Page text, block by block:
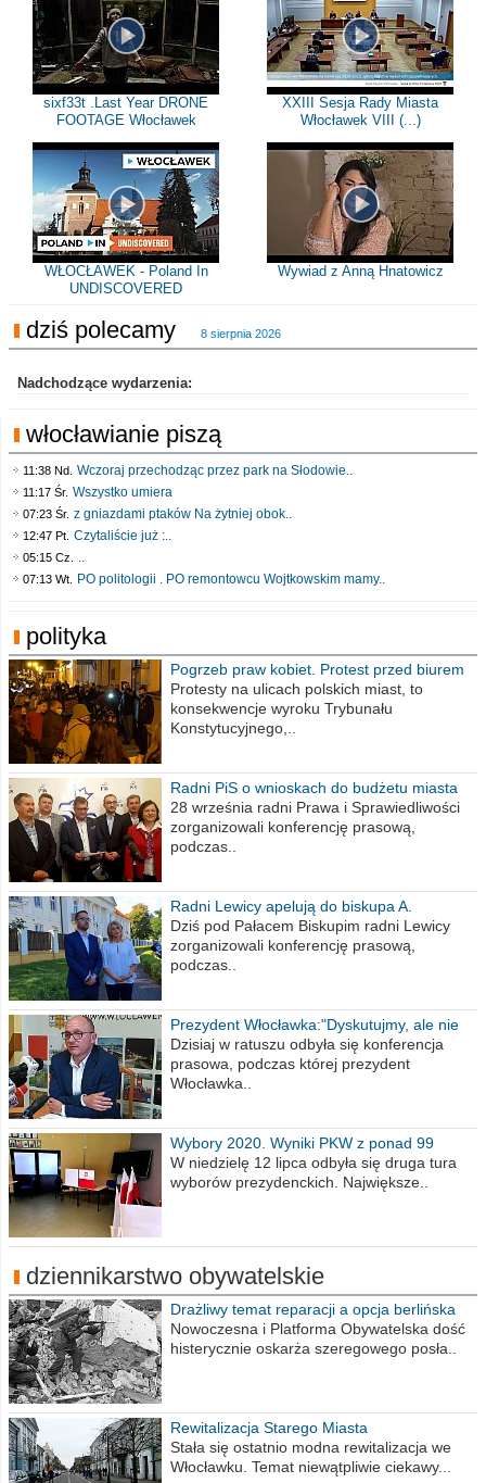
sixf33t .Last Year DRONE
FOOTAGE Włocławek
XXIII Sesja Rady Miasta
Włocławek VIII (...)
WŁOCŁAWEK - Poland In
UNDISCOVERED
Wywiad z Anną Hnatowicz
dziś polecamy 8 sierpnia 2026
Nadchodzące wydarzenia:
włocławianie piszą
11:38 Nd. Wczoraj przechodząc przez park na Słodowie..
11:17 Śr. Wszystko umiera
07:23 Śr. z gniazdami ptaków Na żytniej obok..
12:47 Pt. Czytaliście już :..
05:15 Cz. ..
07:13 Wt. PO politologii . PO remontowcu Wojtkowskim mamy..
polityka
Pogrzeb praw kobiet. Protest przed biurem
poselskim PiS
Protesty na ulicach polskich miast, to
konsekwencje wyroku Trybunału
Konstytucyjnego,..
Radni PiS o wnioskach do budżetu miasta
na 2021 rok
28 września radni Prawa i Sprawiedliwości
zorganizowali konferencję prasową,
podczas..
Radni Lewicy apelują do biskupa A.
Wiesława Meringa
Dziś pod Pałacem Biskupim radni Lewicy
zorganizowali konferencję prasową,
podczas..
Prezydent Włocławka:"Dyskutujmy, ale nie
obrażajmy się”
Dzisiaj w ratuszu odbyła się konferencja
prasowa, podczas której prezydent
Włocławka..
Wybory 2020. Wyniki PKW z ponad 99
procent obwodów
W niedzielę 12 lipca odbyła się druga tura
wyborów prezydenckich. Największe..
dziennikarstwo obywatelskie
Drażliwy temat reparacji a opcja berlińska
Nowoczesna i Platforma Obywatelska dość
histerycznie oskarża szeregowego posła..
Rewitalizacja Starego Miasta
Stała się ostatnio modna rewitalizacja we
Włocławku. Temat niewątpliwie ciekawy...